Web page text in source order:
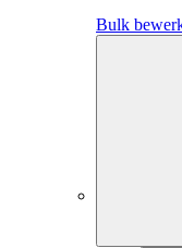
Bulk